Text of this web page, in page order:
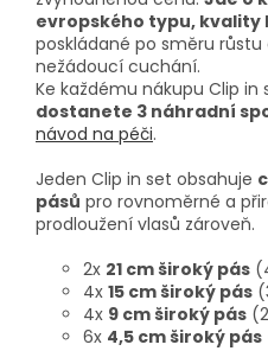
evropského typu, kvality
poskládané po směru
nežádoucí cuchání.
Ke každému nákupu Clip in
dostanete 3 náhradní
návod na péči.
Jeden Clip in set obsahuje
pásů pro rovnoměrné a
prodloužení vlasů zároveň.
2x 21 cm široký pás
4x 15 cm široký pás
4x 9 cm široký pás
6x 4,5 cm široký pás